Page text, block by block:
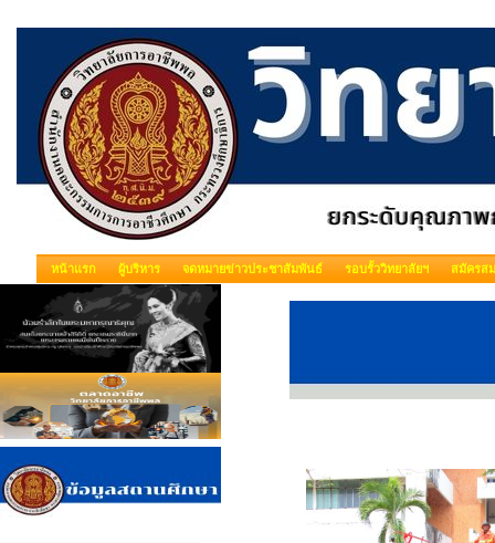
หน้าแรก ผู้บริหาร จดหมายข่าวประชาสัมพันธ์ รอบรั้ววิทยาลัยฯ สมัครส